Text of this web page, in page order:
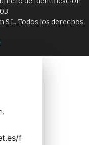
S.L. Todos los derechos